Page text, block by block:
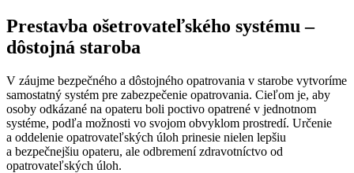
Prestavba ošetrovateľského systému –
dôstojná staroba
V záujme bezpečného a dôstojného opatrovania v starobe vytvoríme
samostatný systém pre zabezpečenie opatrovania. Cieľom je, aby
osoby odkázané na opateru boli poctivo opatrené v jednotnom
systéme, podľa možnosti vo svojom obvyklom prostredí. Určenie
a oddelenie opatrovateľských úloh prinesie nielen lepšiu
a bezpečnejšiu opateru, ale odbremení zdravotníctvo od
opatrovateľských úloh.